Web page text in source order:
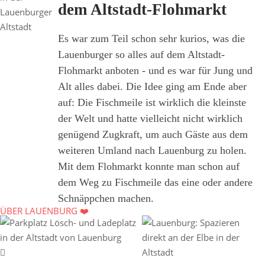
dem Altstadt-Flohmarkt
Es war zum Teil schon sehr kurios, was die
Lauenburger so alles auf dem Altstadt-
Flohmarkt anboten - und es war für Jung und
Alt alles dabei. Die Idee ging am Ende aber
auf: Die Fischmeile ist wirklich die kleinste
der Welt und hatte vielleicht nicht wirklich
genügend Zugkraft, um auch Gäste aus dem
weiteren Umland nach Lauenburg zu holen.
Mit dem Flohmarkt konnte man schon auf
dem Weg zu Fischmeile das eine oder andere
Schnäppchen machen.
ÜBER LAUENBURG ❤️